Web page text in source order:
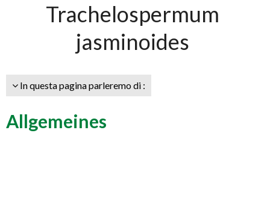
Trachelospermum
jasminoides
In questa pagina parleremo di :
Allgemeines